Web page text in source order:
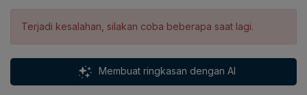
Terjadi kesalahan, silakan coba beberapa saat lagi.
Membuat ringkasan dengan AI